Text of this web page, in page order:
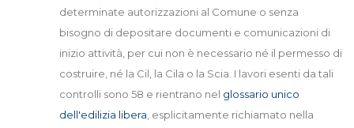
determinate autorizzazioni al Comune o senza
bisogno di depositare documenti e comunicazioni di
inizio attività, per cui non è necessario né il permesso di
costruire, né la Cil, la Cila o la Scia. I lavori esenti da tali
controlli sono 58 e rientrano nel glossario unico
dell'edilizia libera , esplicitamente richiamato nella